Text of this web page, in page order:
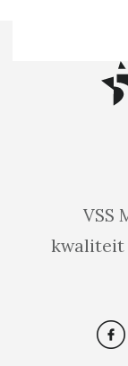
VSS
kwaliteit